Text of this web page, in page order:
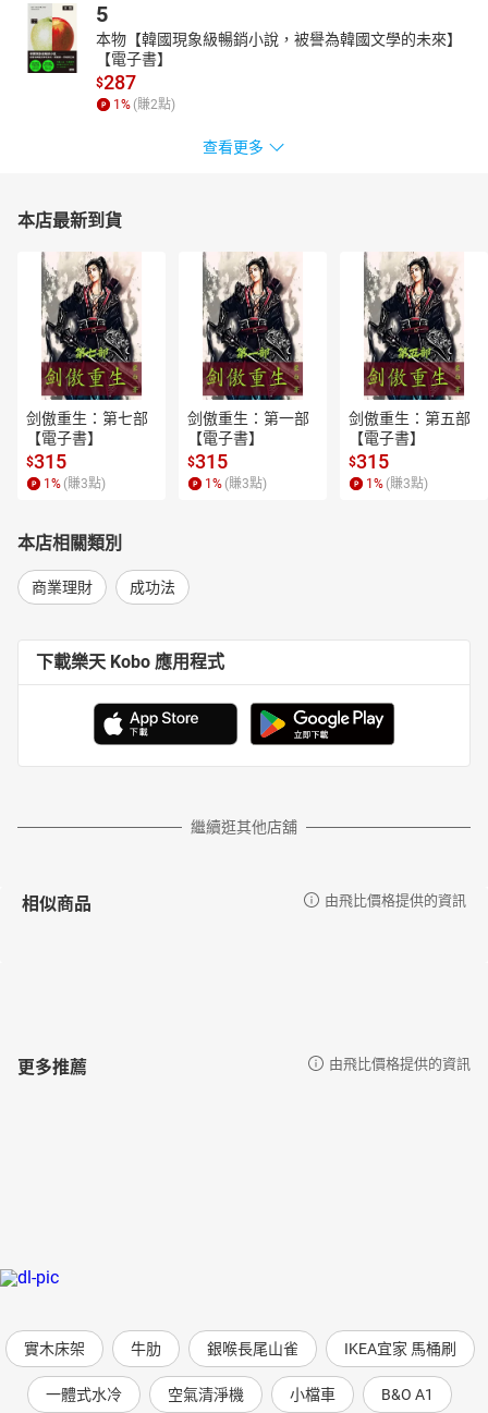
5
本物【韓國現象級暢銷小說，被譽為韓國文學的未來】
【電子書】
$287
1 % (賺2點)
查看更多
本店最新到貨
剑傲重生：第七部
【電子書】
$315
1 % (賺3點)
剑傲重生：第一部
【電子書】
$315
1 % (賺3點)
剑傲重生：第五部
【電子書】
$315
1 % (賺3點)
本店相關類別
商業理財 成功法
下載樂天 Kobo 應用程式
繼續逛其他店舖
相似商品 由飛比價格提供的資訊
更多推薦 由飛比價格提供的資訊
實木床架 牛肋 銀喉長尾山雀 IKEA宜家 馬桶刷
一體式水冷 空氣清淨機 小檔車 B&O A1